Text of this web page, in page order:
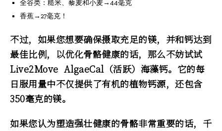
全谷类：糙米、藜麦和小麦→44毫克
香蕉→27毫克！
不过，如果您想要确保摄取充足的镁，并和钙达到
最佳比例，以优化骨骼健康的话，那么不妨试试
Live2Move AlgaeCal（活跃）海藻钙。它的每
日服用量中不仅提供了有机的植物钙源，还包含
350毫克的镁。
如果您认为塑造强壮健康的骨骼非常重要的话，千